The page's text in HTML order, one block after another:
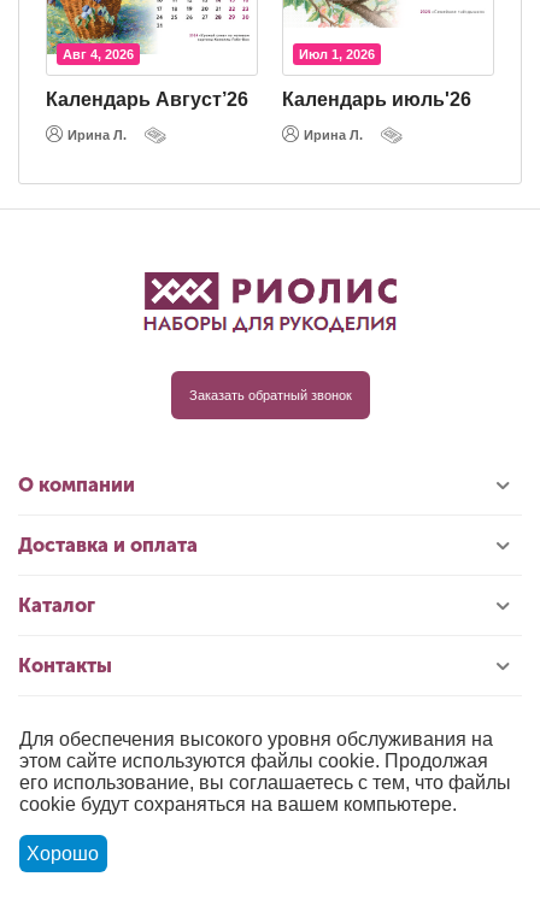
Авг 4, 2026
Календарь Август’26
Ирина Л.
Июл 1, 2026
Календарь июль'26
Ирина Л.
Заказать обратный звонок
О компании
Доставка и оплата
Каталог
Контакты
© 1996-2026 «РИОЛИС»
Публичная оферта
Политика обработки персональных данных
Для обеспечения высокого уровня обслуживания на
этом сайте используются файлы cookie. Продолжая
его использование, вы соглашаетесь с тем, что файлы
cookie будут сохраняться на вашем компьютере.
Хорошо